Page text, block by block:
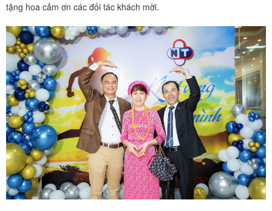
tặng hoa cảm ơn các đối tác khách mời.